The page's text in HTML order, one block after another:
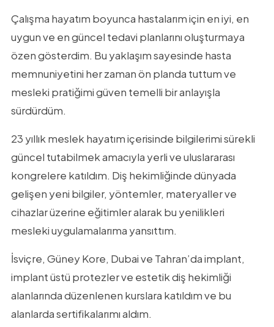
Çalışma hayatım boyunca hastalarım için en iyi, en
uygun ve en güncel tedavi planlarını oluşturmaya
özen gösterdim. Bu yaklaşım sayesinde hasta
memnuniyetini her zaman ön planda tuttum ve
mesleki pratiğimi güven temelli bir anlayışla
sürdürdüm.
23 yıllık meslek hayatım içerisinde bilgilerimi sürekli
güncel tutabilmek amacıyla yerli ve uluslararası
kongrelere katıldım. Diş hekimliğinde dünyada
gelişen yeni bilgiler, yöntemler, materyaller ve
cihazlar üzerine eğitimler alarak bu yenilikleri
mesleki uygulamalarıma yansıttım.
İsviçre, Güney Kore, Dubai ve Tahran’da implant,
implant üstü protezler ve estetik diş hekimliği
alanlarında düzenlenen kurslara katıldım ve bu
alanlarda sertifikalarımı aldım.